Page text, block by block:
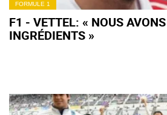
FORMULE 1
F1 - VETTEL: « NOUS
INGRÉDIENTS »